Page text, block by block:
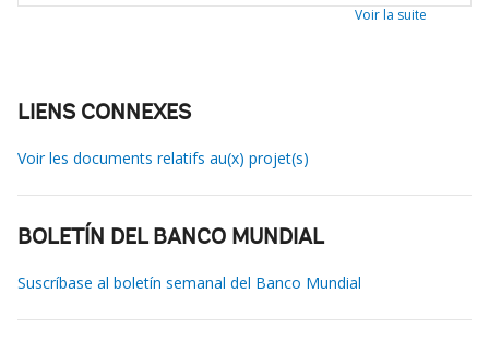
Voir la suite
LIENS CONNEXES
Voir les documents relatifs au(x) projet(s)
BOLETÍN DEL BANCO MUNDIAL
Suscríbase al boletín semanal del Banco Mundial